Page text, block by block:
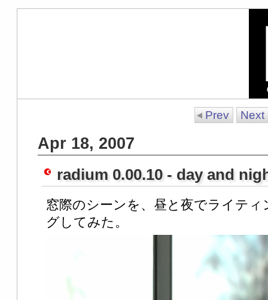
Prev Next
Apr 18, 2007
radium 0.00.10 - day and
窓際のシーンを、昼と夜でライテ
グしてみた。